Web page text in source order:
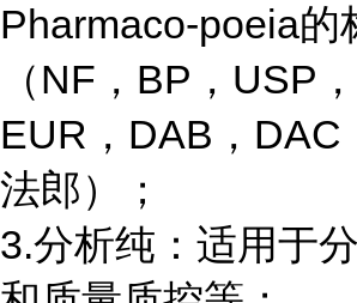
Pharmaco-poeia的
（NF，BP，USP
EUR，DAB，DAC
法郎）；
3.分析纯：适用于